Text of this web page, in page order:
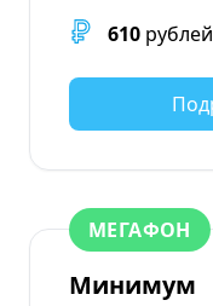
610
МЕГАФОН
Минимум